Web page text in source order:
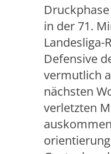
in der 71.
Landesliga-
Defensive
vermutlich
nächsten
verletzten